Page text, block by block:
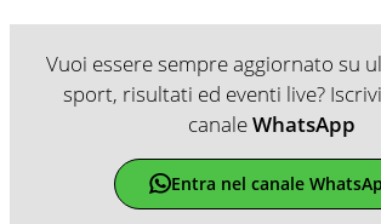
Vuoi essere sempre aggiornato su
sport, risultati ed eventi live?
canaleWhatsApp
Entra nel canale